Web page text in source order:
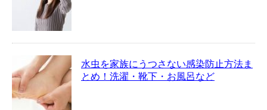
水虫を家族にうつさない感染防止方法ま
とめ！洗濯・靴下・お風呂など